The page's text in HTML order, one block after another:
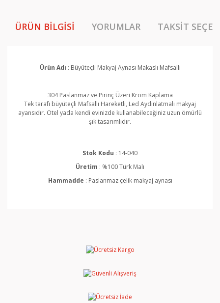
ÜRÜN BILGISI YORUMLAR TAKSIT
Ürün Adı : Büyüteçli Makyaj Aynası Makaslı Mafsallı
304 Paslanmaz ve Pirinç Üzeri Krom Kaplama
Tek tarafı büyüteçli Mafsallı Hareketli, Led Aydınlatmalı makyaj
ayansıdır. Otel yada kendi evinizde kullanabileceğiniz uzun ömürlü
şık tasarımlıdır.
Stok Kodu : 14-040
Üretim : %100 Türk Malı
Hammadde : Paslanmaz çelik makyaj aynası
Yorum Yaz
Ürün açıklamasında eksik bilgiler bulunuyor.